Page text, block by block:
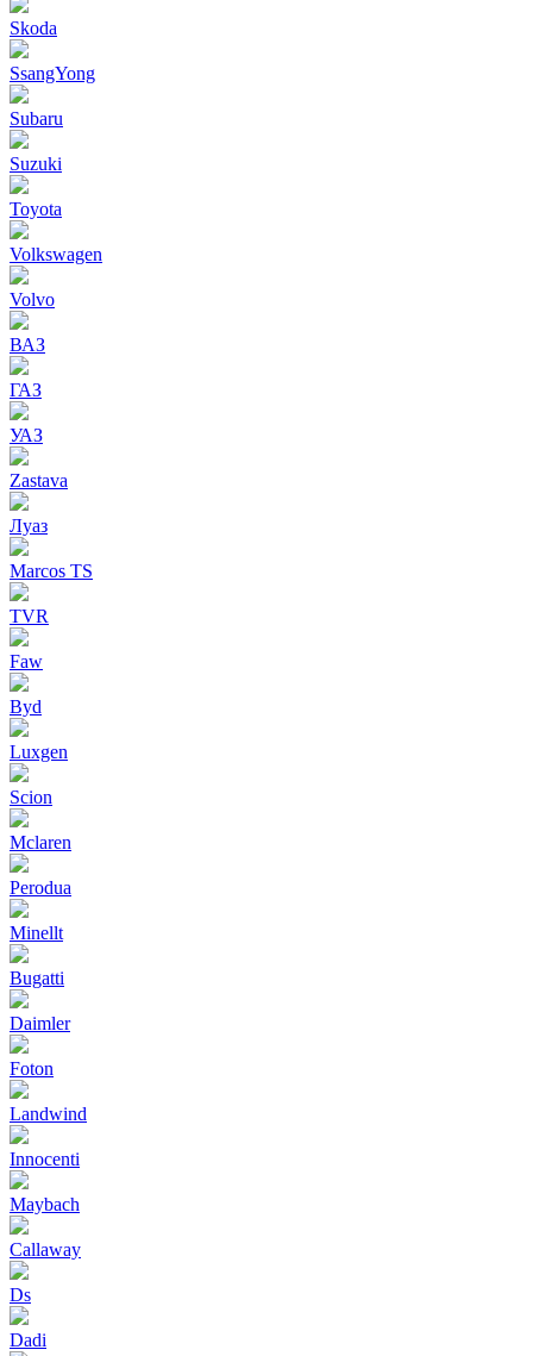
Skoda
SsangYong
Subaru
Suzuki
Toyota
Volkswagen
Volvo
ВАЗ
ГАЗ
УАЗ
Zastava
Луаз
Marcos TS
TVR
Faw
Byd
Luxgen
Scion
Mclaren
Perodua
Minellt
Bugatti
Daimler
Foton
Landwind
Innocenti
Maybach
Callaway
Ds
Dadi